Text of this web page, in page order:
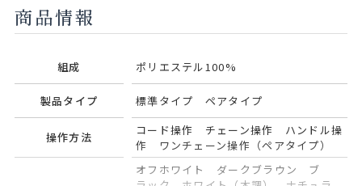
ラル
商品情報
組成 ポリエステル100%
製品タイプ 標準タイプ ペアタイプ
操作方法
コード操作 チェーン操作 ハンドル操
作 ワンチェーン操作（ペアタイプ）
オフホワイト ダークブラウン ブ